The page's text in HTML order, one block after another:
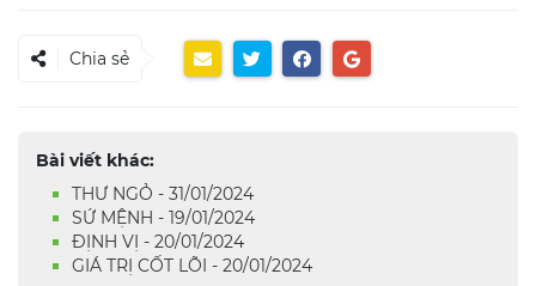
Chia sẻ
Bài viết khác:
THƯ NGỎ - 31/01/2024
SỨ MỆNH - 19/01/2024
ĐỊNH VỊ - 20/01/2024
GIÁ TRỊ CỐT LÕI - 20/01/2024